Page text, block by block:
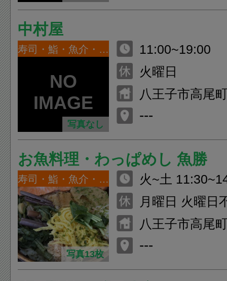
中村屋
寿司・鮨・魚介・海鮮
写真なし
11:00~19:00
火曜日
八王子市高尾
---
お魚料理・わっぱめし 魚勝
寿司・鮨・魚介・海鮮
写真13枚
火~土
2:00 日・祝日 11:30~14:00 1
月曜日 火曜日
八王子市高尾
---